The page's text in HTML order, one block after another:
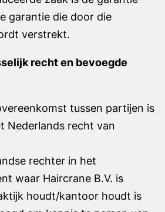
garantie die door die
verstrekt.
recht en bevoegde
tussen partijen is
Nederlands recht van
rechter in het
waar Haircrane B.V. is
houdt/kantoor houdt is